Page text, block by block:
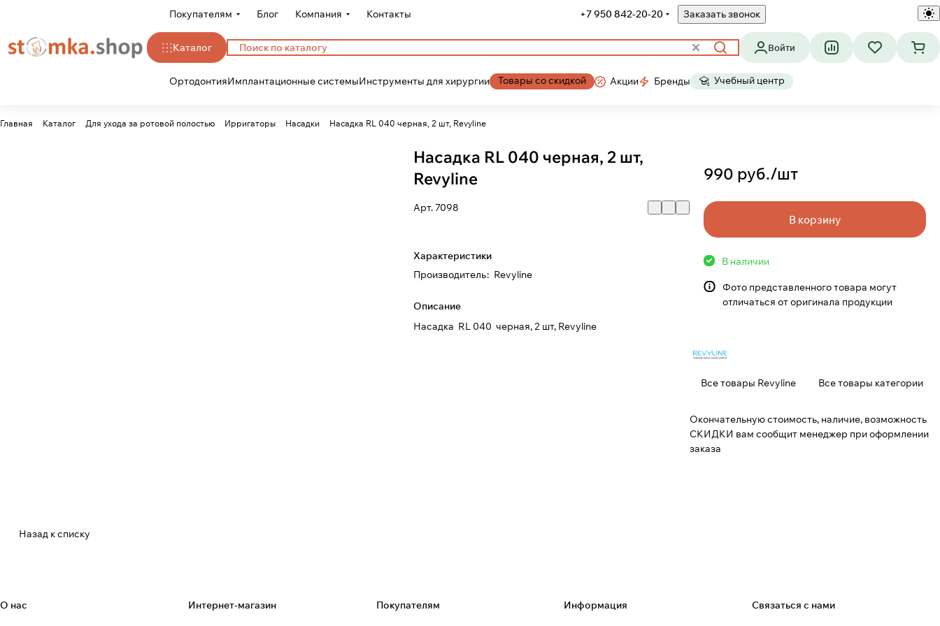
Покупателям Блог Компания Контакты +7 950 842-20-20 Заказать звонок
Каталог Войти
ОртодонтияИмплантационные системыИнструменты для хирургии Товары со скидкой Акции Бренды Учебный центр
Главная Каталог Для ухода за ротовой полостью Ирригаторы Насадки Насадка RL 040 черная, 2 шт, Revyline
Насадка RL 040 черная, 2 шт,
Revyline
Арт.7098
Характеристики
Производитель: Revyline
Описание
Насадка RL 040 черная, 2 шт, Revyline
990 руб./шт
В корзину
В наличии
Фото представленного товара могут
отличаться от оригинала продукции
Все товары Revyline Все товары категории
Окончательную стоимость, наличие, возможность
СКИДКИ вам сообщит менеджер при оформлении
заказа
Назад к списку
О нас Интернет-магазин Покупателям Информация Связаться с нами